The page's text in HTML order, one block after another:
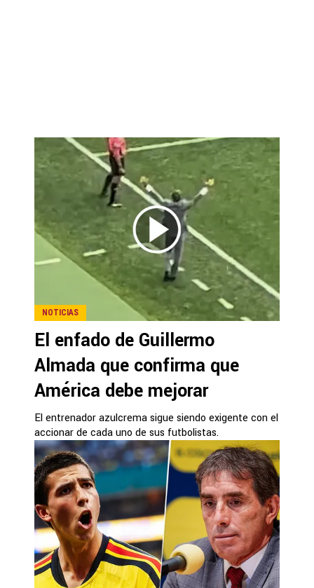
NOTICIAS
El enfado de Guillermo
Almada que confirma que
América debe mejorar
El entrenador azulcrema sigue siendo exigente con el
accionar de cada uno de sus futbolistas.